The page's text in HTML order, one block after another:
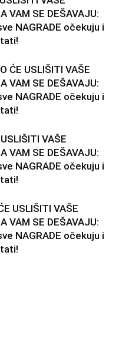
VAM SE DEŠAVAJU:
NAGRADE očekuju i
ĆE USLIŠITI VAŠE
VAM SE DEŠAVAJU:
NAGRADE očekuju i
VAŠE
VAM SE DEŠAVAJU:
NAGRADE očekuju i
USLIŠITI VAŠE
VAM SE DEŠAVAJU:
NAGRADE očekuju i